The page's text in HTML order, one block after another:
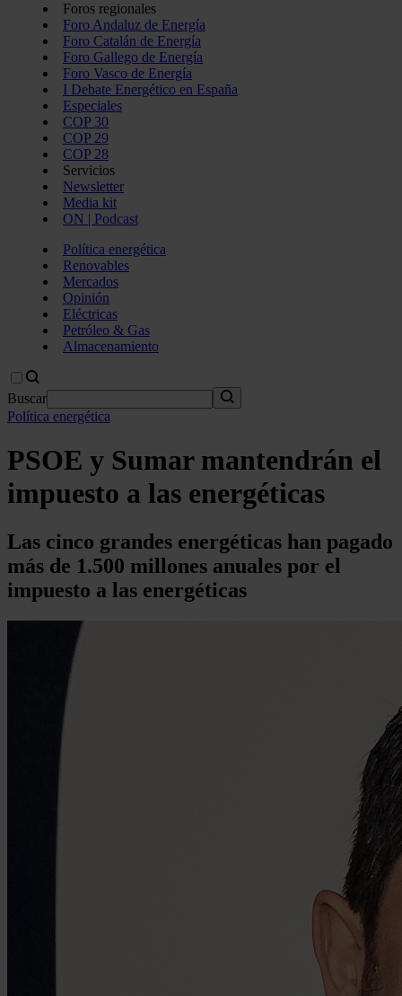
Foros regionales
Foro Andaluz de Energía
Foro Catalán de Energía
Foro Gallego de Energía
Foro Vasco de Energía
I Debate Energético en España
Especiales
COP 30
COP 29
COP 28
Servicios
Newsletter
Media kit
ON | Podcast
Política energética
Renovables
Mercados
Opinión
Eléctricas
Petróleo & Gas
Almacenamiento
Buscar
Política energética
PSOE y Sumar mantendrán el
impuesto a las energéticas
Las cinco grandes energéticas han pagado
más de 1.500 millones anuales por el
impuesto a las energéticas